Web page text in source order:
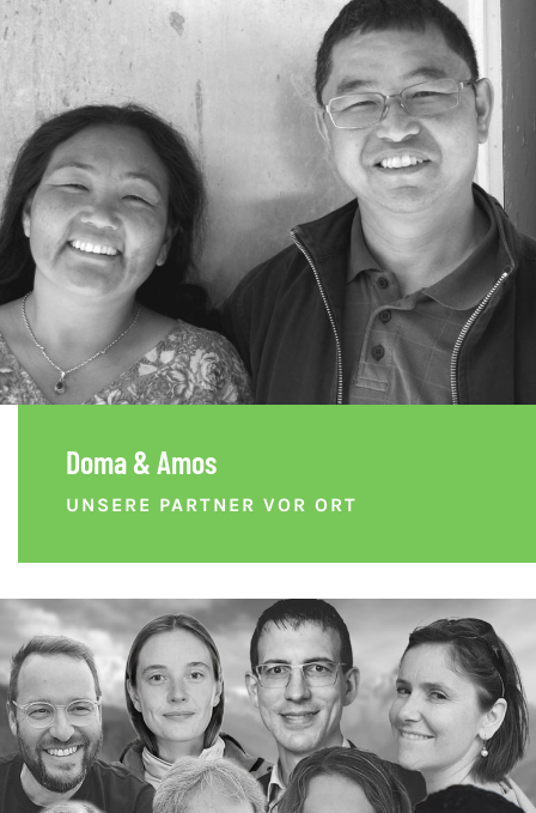
Doma & Amos
UNSERE PARTNER VOR ORT